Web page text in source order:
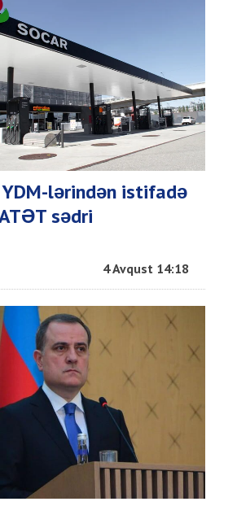
YDM-lərindən istifadə
sədri
4 Avqust 14:18